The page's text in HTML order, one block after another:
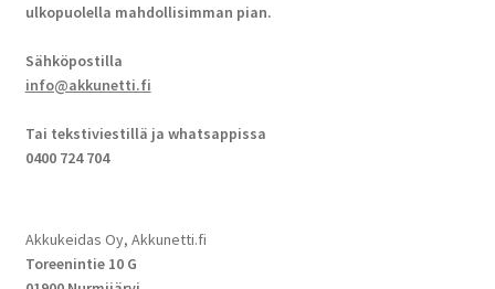
ulkopuolella mahdollisimman pian.
Sähköpostilla
info@akkunetti.fi
Tai tekstiviestillä ja whatsappissa
0400 724 704
Akkukeidas Oy, Akkunetti.fi
Toreenintie 10 G